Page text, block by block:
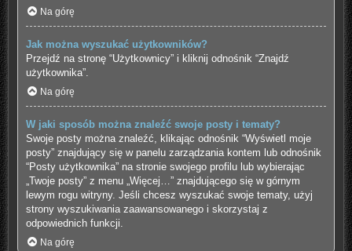
Na górę
Jak można wyszukać użytkowników?
Przejdź na stronę “Użytkownicy” i kliknij odnośnik “Znajdź
użytkownika”.
Na górę
W jaki sposób można znaleźć swoje posty i tematy?
Swoje posty można znaleźć, klikając odnośnik “Wyświetl moje
posty” znajdujący się w panelu zarządzania kontem lub odnośnik
“Posty użytkownika” na stronie swojego profilu lub wybierając
„Twoje posty” z menu „Więcej…” znajdującego się w górnym
lewym rogu witryny. Jeśli chcesz wyszukać swoje tematy, użyj
strony wyszukiwania zaawansowanego i skorzystaj z
odpowiednich funkcji.
Na górę